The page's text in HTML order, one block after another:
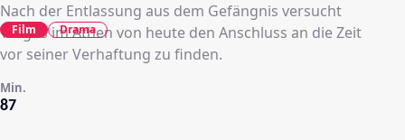
Nach der Entlassung aus dem Gefängnis versucht
Yorgos im Athen von heute den Anschluss an die Zeit
vor seiner Verhaftung zu finden.
87
Min.
Film Drama